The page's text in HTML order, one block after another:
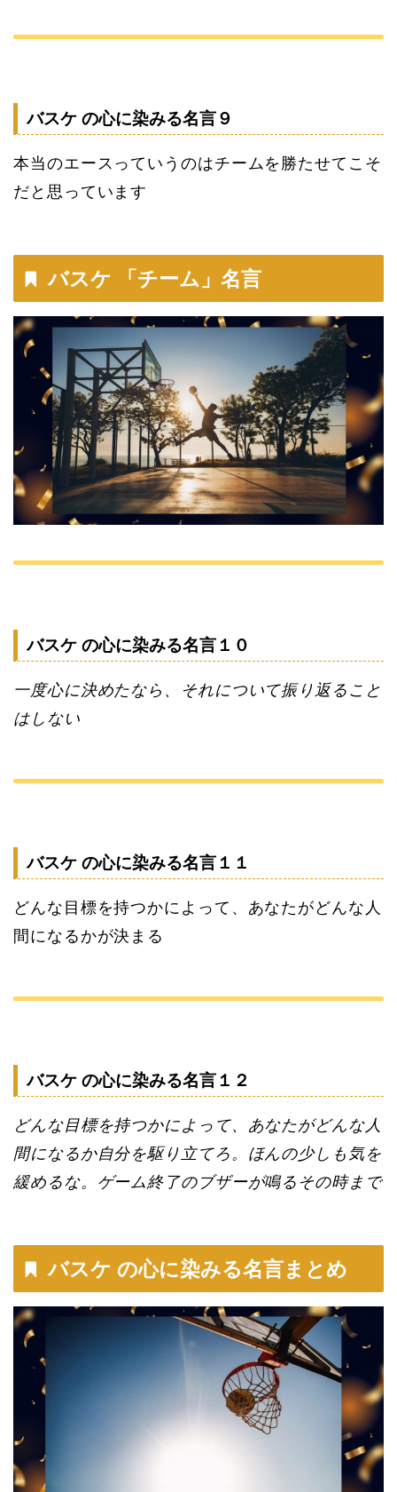
バスケ の心に染みる名言９
本当のエースっていうのはチームを勝たせてこそ
だと思っています
バスケ 「チーム」名言
バスケ の心に染みる名言１０
一度心に決めたなら、それについて振り返ること
はしない
バスケ の心に染みる名言１１
どんな目標を持つかによって、あなたがどんな人
間になるかが決まる
バスケ の心に染みる名言１２
どんな目標を持つかによって、あなたがどんな人
間になるか自分を駆り立てろ。ほんの少しも気を
緩めるな。ゲーム終了のブザーが鳴るその時まで
バスケ の心に染みる名言まとめ